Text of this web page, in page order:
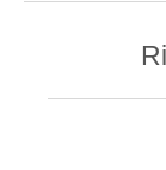
L'Archivio